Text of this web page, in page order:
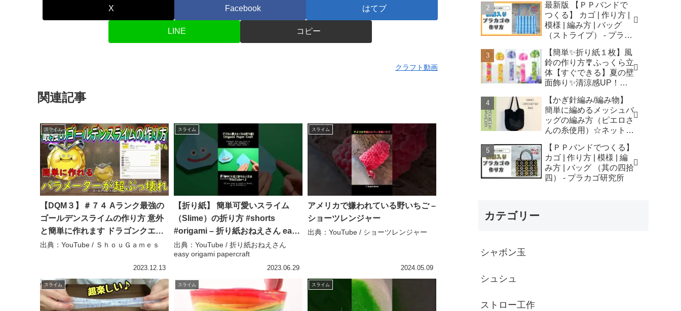
X Facebook はてブ
LINE コピー
クラフト動画
関連記事
スライム
【DQM３】＃７４ Aランク最強の
ゴールデンスライムの作り方 意外
と簡単に作れます ドラゴンクエス
トモンスターズ３ – ＳｈｏｕＧａ
出典：YouTube / ＳｈｏｕＧａｍｅｓ
2023.12.13
スライム
【折り紙】 簡単可愛いスライム
（Slime）の折り方 #shorts
#origami – 折り紙おねえさん easy
origami papercraft
出典：YouTube / 折り紙おねえさん
easy origami papercraft
2023.06.29
スライム
アメリカで嫌われている野いちご –
ショーツレンジャー
出典：YouTube / ショーツレンジャー
2024.05.09
スライム スライム スライム
最新版 【ＰＰバンドで
つくる】 カゴ | 作り方 |
模様 | 編み方 | バッグ
（ストライプ） - プラカ
【簡単✨折り紙１枚】風
鈴の作り方🎐ふっくら立
体【すぐできる】夏の壁
面飾り✨清涼感UP！無
Origami Wind Chimes -
はなみこと
【かぎ針編み/編み物】
簡単に編めるメッシュバ
ッグの編み方（ピエロさ
んの糸使用）☆ネットバ
mesh bag/tutorial - そろ
そろはじめよう
☆crochet
【ＰＰバンドでつくる】
カゴ | 作り方 | 模様 | 編
み方 | バッグ （其の四拾
四） - プラカゴ研究所
カテゴリー
シャボン玉
シュシュ
ストロー工作